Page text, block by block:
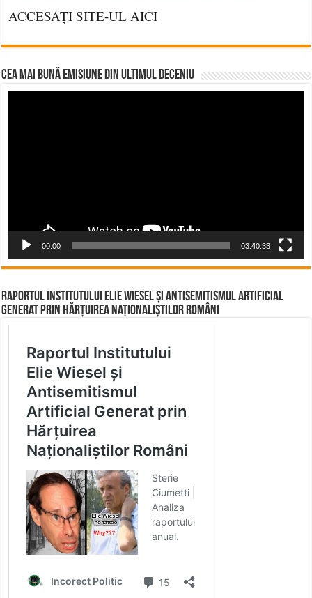
ACCESAȚI SITE-UL AICI
CEA MAI BUNĂ EMISIUNE DIN ULTIMUL DECENIU
00:00 03:40:33
Raportul Institutului Elie Wiesel și Antisemitismul Artificial
Generat prin Hărțuirea Naționaliștilor Români